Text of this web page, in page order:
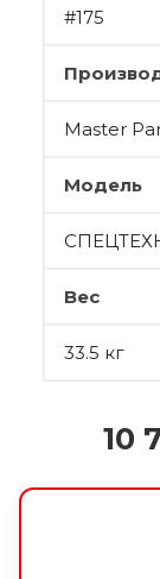
#175
Master
Модель
Вес
33.5 кг
10